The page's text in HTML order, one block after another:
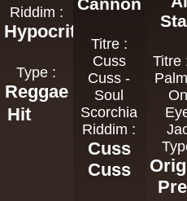
Riddim :
Hypocrites
Type :
Reggae
Hit
Titre :
Cuss
Cuss -
Soul
Scorchia
Riddim :
Cuss
Cuss
Titre